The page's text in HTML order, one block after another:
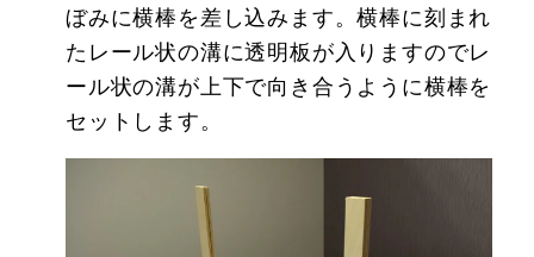
ぼみに横棒を差し込みます。横棒に刻まれ
たレール状の溝に透明板が入りますのでレ
ール状の溝が上下で向き合うように横棒を
セットします。